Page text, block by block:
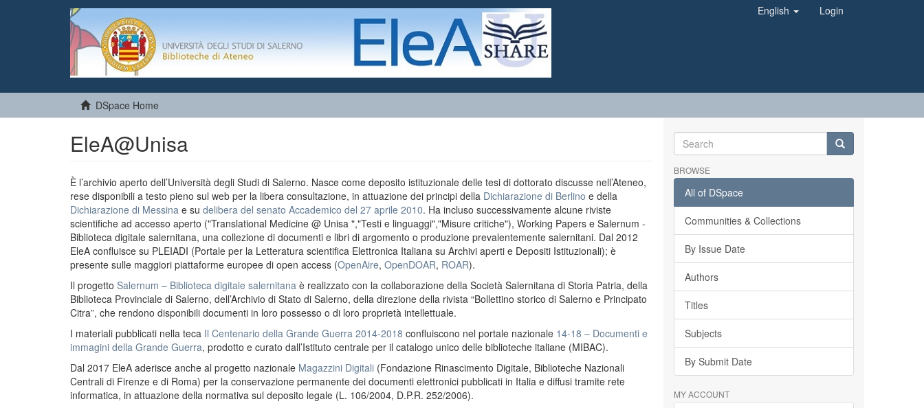
English Login
DSpace Home
EleA@Unisa
È l’archivio aperto dell’Università degli Studi di Salerno. Nasce come deposito istituzionale delle tesi di dottorato discusse nell’Ateneo,
rese disponibili a testo pieno sul web per la libera consultazione, in attuazione dei principi della Dichiarazione di Berlino e della
Dichiarazione di Messina e su delibera del senato Accademico del 27 aprile 2010. Ha incluso successivamente alcune riviste
scientifiche ad accesso aperto ("Translational Medicine @ Unisa ","Testi e linguaggi","Misure critiche"), Working Papers e Salernum -
Biblioteca digitale salernitana, una collezione di documenti e libri di argomento o produzione prevalentemente salernitani. Dal 2012
EleA confluisce su PLEIADI (Portale per la Letteratura scientifica Elettronica Italiana su Archivi aperti e Depositi Istituzionali); è
presente sulle maggiori piattaforme europee di open access (OpenAire, OpenDOAR, ROAR).
Il progetto Salernum – Biblioteca digitale salernitana è realizzato con la collaborazione della Società Salernitana di Storia Patria, della
Biblioteca Provinciale di Salerno, dell’Archivio di Stato di Salerno, della direzione della rivista “Bollettino storico di Salerno e Principato
Citra”, che rendono disponibili documenti in loro possesso o di loro proprietà intellettuale.
I materiali pubblicati nella teca Il Centenario della Grande Guerra 2014-2018 confluiscono nel portale nazionale 14-18 – Documenti e
immagini della Grande Guerra, prodotto e curato dall’Istituto centrale per il catalogo unico delle biblioteche italiane (MIBAC).
Dal 2017 EleA aderisce anche al progetto nazionale Magazzini Digitali (Fondazione Rinascimento Digitale, Biblioteche Nazionali
Centrali di Firenze e di Roma) per la conservazione permanente dei documenti elettronici pubblicati in Italia e diffusi tramite rete
informatica, in attuazione della normativa sul deposito legale (L. 106/2004, D.P.R. 252/2006).
BROWSE
All of DSpace
Communities & Collections
By Issue Date
Authors
Titles
Subjects
By Submit Date
MY ACCOUNT